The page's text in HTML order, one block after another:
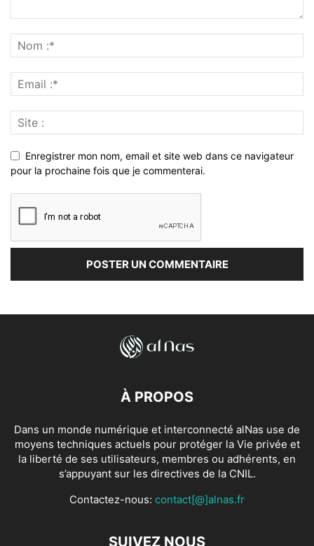
Enregistrer mon nom, email et site web dans ce navigateur
pour la prochaine fois que je commenterai.
À PROPOS
Dans un monde numérique et interconnecté alNas use de
moyens techniques actuels pour protéger la Vie privée et
la liberté de ses utilisateurs, membres ou adhérents, en
s’appuyant sur les directives de la CNIL.
Contactez-nous: contact[@]alnas.fr
SUIVEZ NOUS